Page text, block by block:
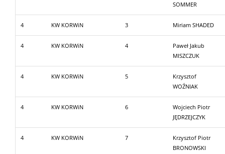
SOMMER
4 KW KORWiN 3 Miriam SHADED
4 KW KORWiN 4
Paweł Jakub
MISZCZUK
4 KW KORWiN 5
Krzysztof
WOŹNIAK
4 KW KORWiN 6
Wojciech Piotr
JĘDRZEJCZYK
4 KW KORWiN 7
Krzysztof Piotr
BRONOWSKI